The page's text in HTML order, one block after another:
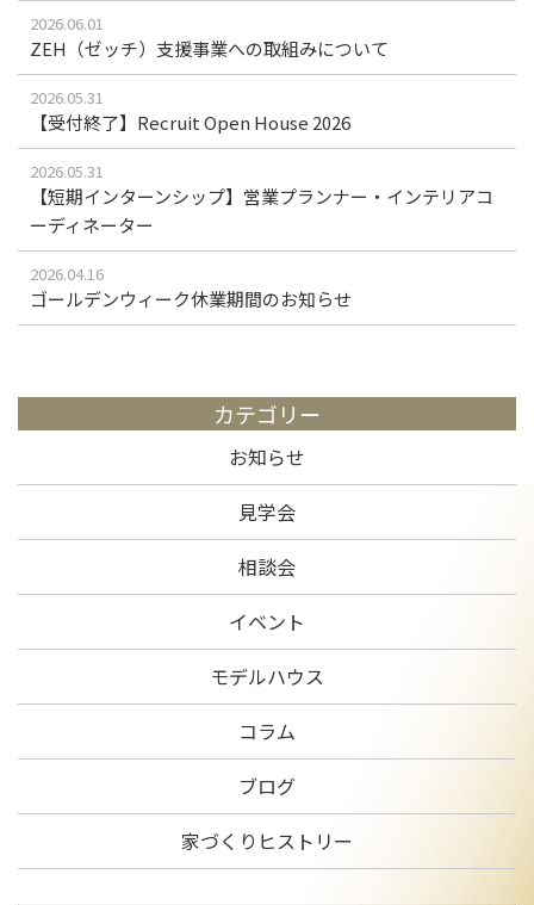
2026.06.01
ZEH（ゼッチ）支援事業への取組みについて
2026.05.31
【受付終了】Recruit Open House 2026
2026.05.31
【短期インターンシップ】営業プランナー・インテリアコ
ーディネーター
2026.04.16
ゴールデンウィーク休業期間のお知らせ
カテゴリー
お知らせ
見学会
相談会
イベント
モデルハウス
コラム
ブログ
家づくりヒストリー